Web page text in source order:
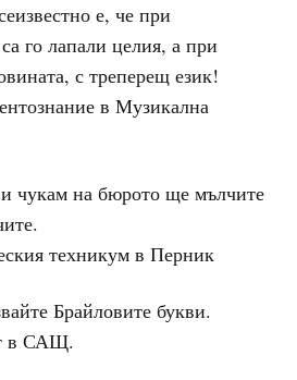
е, че при
го лапали целия, а при
с треперещ език!
в Музикална
чукам на бюрото ще мълчите
техникум в Перник
Брайловите букви.
в САЩ.